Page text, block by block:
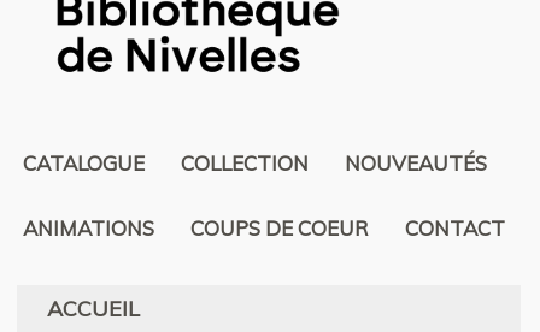
CATALOGUE COLLECTION NOUVEAUTÉS
ANIMATIONS COUPS DE COEUR CONTACT
ACCUEIL